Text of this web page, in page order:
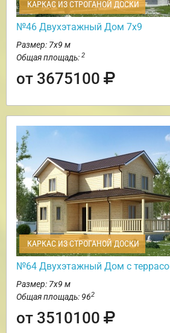
КАРКАС ИЗ СТРОГАНОЙ ДОСКИ
№46 Двухэтажный Дом 7х9
Размер: 7х9 м
Общая площадь: 2
от 3675100
КАРКАС ИЗ СТРОГАНОЙ ДОСКИ
№64 Двухэтажный Дом с
Размер: 7х9 м
Общая площадь: 962
от 3510100